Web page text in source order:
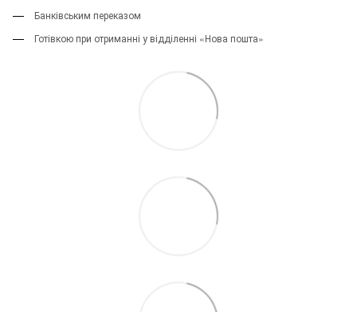
Банківським переказом
Готівкою при отриманні у відділенні «Нова пошта»